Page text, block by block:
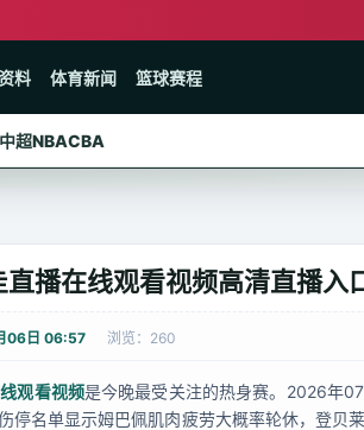
料 体育新闻 篮球赛程
中超NBACBA
播在线观看视频高清直播入
06日 06:57 浏览：260
观看视频是今晚最受关注的热身赛。2026年
停名单显示姆巴佩肌肉疲劳大概率轮休，登贝